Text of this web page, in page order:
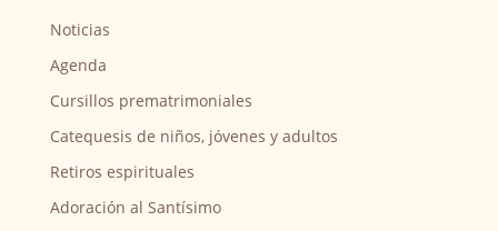
Noticias
Agenda
Cursillos prematrimoniales
Catequesis de niños, jóvenes y adultos
Retiros espirituales
Adoración al Santísimo